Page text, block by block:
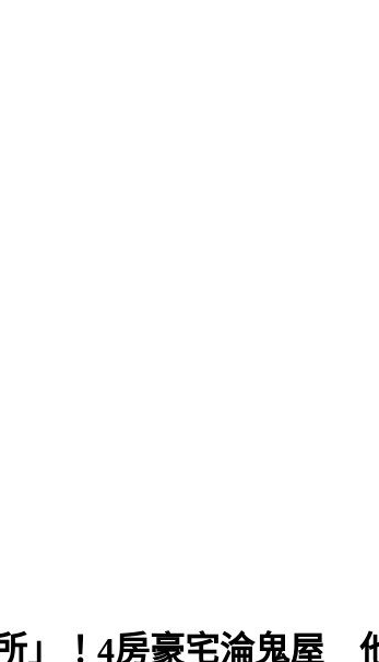
李建成被帶走
」！4房豪宅淪鬼屋